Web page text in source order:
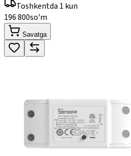
Toshkentda 1 kun
196 800so'm
Savatga